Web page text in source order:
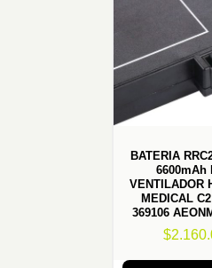
BATERIA
6600mAh
VENTILADOR
MEDICAL
369106
$